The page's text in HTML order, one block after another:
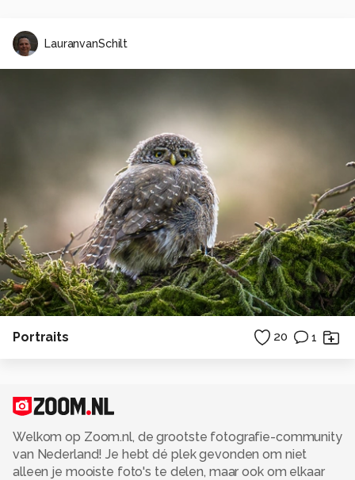
LauranvanSchilt
Portraits 20 1
Welkom op Zoom.nl, de grootste fotografie-community
van Nederland! Je hebt dé plek gevonden om niet
alleen je mooiste foto's te delen, maar ook om elkaar